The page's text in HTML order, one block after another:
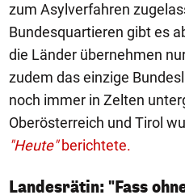
zum Asylverfahren
Bundesquartieren gibt es
die Länder übernehmen
zudem das einzige
noch immer in Zelten
Oberösterreich und Tirol
"Heute"berichtete.
Landesrätin: "Fass